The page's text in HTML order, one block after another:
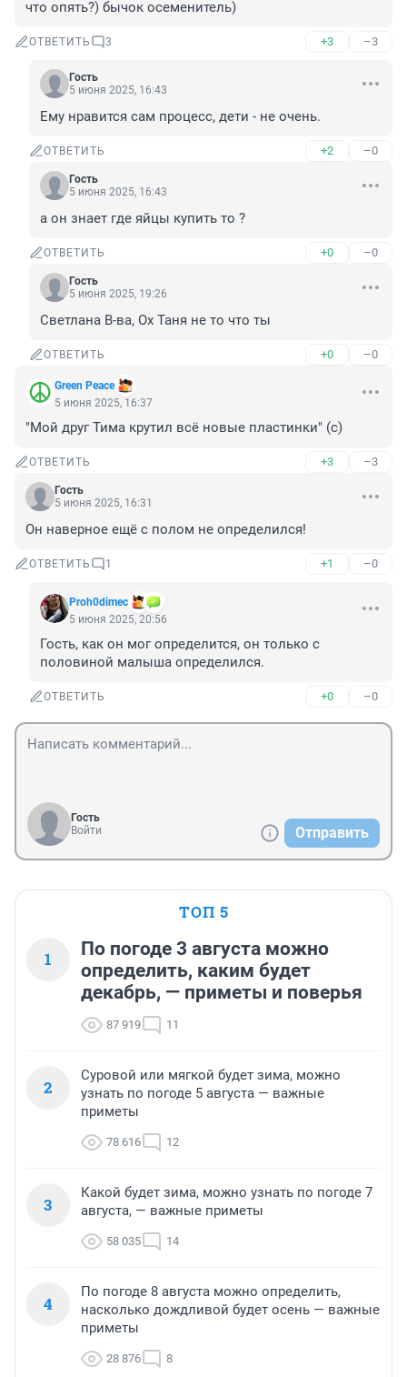
что опять?) бычок осеменитель)
ОТВЕТИТЬ 3 +3 –3
Гость
5 июня 2025, 16:43
Ему нравится сам процесс, дети - не очень.
ОТВЕТИТЬ +2 –0
Гость
5 июня 2025, 16:43
а он знает где яйцы купить то ?
ОТВЕТИТЬ +0 –0
Гость
5 июня 2025, 19:26
Светлана В-ва, Ох Таня не то что ты
ОТВЕТИТЬ +0 –0
Green Peace
5 июня 2025, 16:37
"Мой друг Тима крутил всё новые пластинки" (c)
ОТВЕТИТЬ +3 –3
Гость
5 июня 2025, 16:31
Он наверное ещё с полом не определился!
ОТВЕТИТЬ 1 +1 –0
Proh0dimec
5 июня 2025, 20:56
Гость, как он мог определится, он только с
половиной малыша определился.
ОТВЕТИТЬ +0 –0
Гость
Войти
Отправить
ТОП 5
1
По погоде 3 августа можно
определить, каким будет
декабрь, — приметы и поверья
87 919 11
2
Суровой или мягкой будет зима, можно
узнать по погоде 5 августа — важные
приметы
78 616 12
3
Какой будет зима, можно узнать по погоде 7
августа, — важные приметы
58 035 14
4
По погоде 8 августа можно определить,
насколько дождливой будет осень — важные
приметы
28 876 8